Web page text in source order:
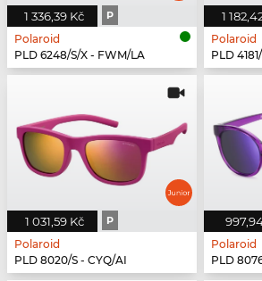
1 336,39 Kč P
Polaroid
PLD 6248/S/X - FWM/LA
1
Polaroid
PLD
1 031,59 Kč P
Polaroid
PLD 8020/S - CYQ/AI
Polaroid
PLD